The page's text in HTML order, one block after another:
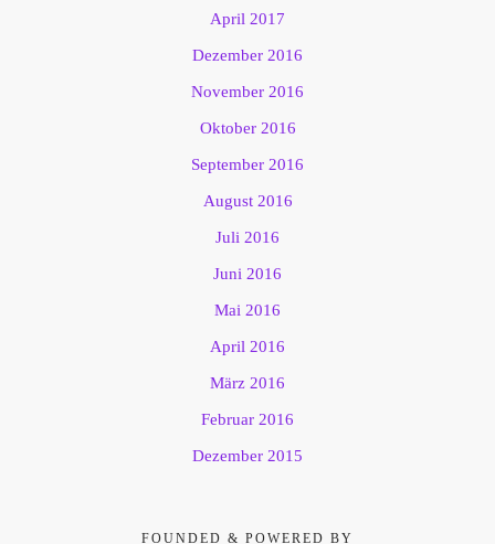
April 2017
Dezember 2016
November 2016
Oktober 2016
September 2016
August 2016
Juli 2016
Juni 2016
Mai 2016
April 2016
März 2016
Februar 2016
Dezember 2015
FOUNDED & POWERED BY